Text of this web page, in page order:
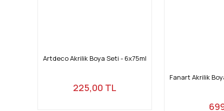
Artdeco Akrilik Boya Seti - 6x75ml
225,00 TL
Fanart Akrilik